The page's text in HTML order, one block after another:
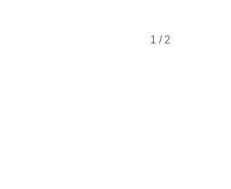
1 /2